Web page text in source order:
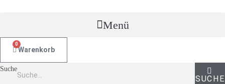
Menü
0
Warenkorb
Suche
SUCHE